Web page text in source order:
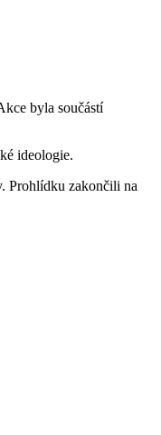
byla součástí
ideologie.
Prohlídku zakončili na